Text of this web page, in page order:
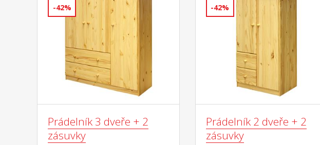
-42%
Prádelník 3 dveře + 2
zásuvky
-42%
Prádelník 2 dveře + 2
zásuvky